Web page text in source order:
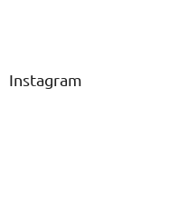
Instagram